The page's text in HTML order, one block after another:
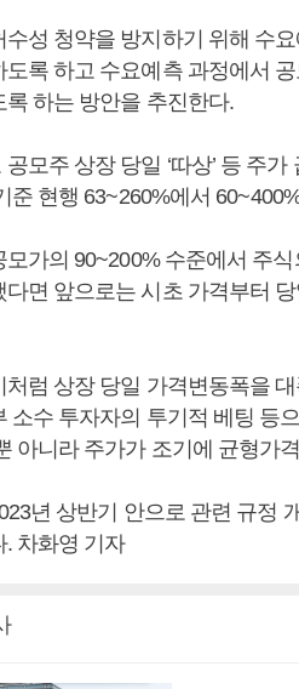
수성 청약을 방지하기 위해 수
도록 하고 수요예측 과정에서
록 하는 방안을 추진한다.
모주 상장 당일 ‘따상’ 등 주
준 현행 63~260%에서
모가의 90~200% 수준에서 주
다면 앞으로는 시초 가격부터
처럼 상장 당일 가격변동폭을
소수 투자자의 투기적 베팅 등
아니라 주가가 조기에 균형가
년 상반기 안으로 관련 규정
. 차화영 기자